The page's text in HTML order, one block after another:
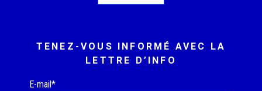
TENEZ-VOUS INFORMÉ AVEC LA
LETTRE D’INFO
E-mail*